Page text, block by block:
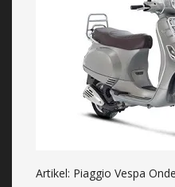
Artikel: Piaggio Vespa